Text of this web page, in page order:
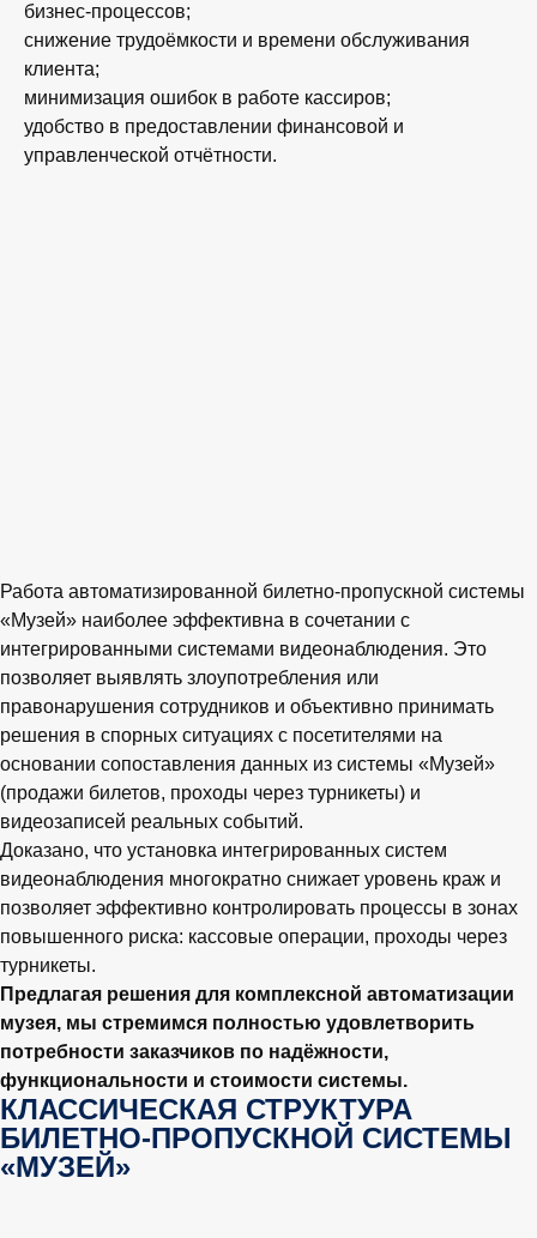
бизнес-процессов;
снижение трудоёмкости и времени обслуживания
клиента;
минимизация ошибок в работе кассиров;
удобство в предоставлении финансовой и
управленческой отчётности.
Работа автоматизированной билетно-пропускной системы
«Музей» наиболее эффективна в сочетании с
интегрированными системами видеонаблюдения. Это
позволяет выявлять злоупотребления или
правонарушения сотрудников и объективно принимать
решения в спорных ситуациях с посетителями на
основании сопоставления данных из системы «Музей»
(продажи билетов, проходы через турникеты) и
видеозаписей реальных событий.
Доказано, что установка интегрированных систем
видеонаблюдения многократно снижает уровень краж и
позволяет эффективно контролировать процессы в зонах
повышенного риска: кассовые операции, проходы через
турникеты.
Предлагая решения для комплексной автоматизации
музея, мы стремимся полностью удовлетворить
потребности заказчиков по надёжности,
функциональности и стоимости системы.
КЛАССИЧЕСКАЯ СТРУКТУРА
БИЛЕТНО-ПРОПУСКНОЙ СИСТЕМЫ
«МУЗЕЙ»